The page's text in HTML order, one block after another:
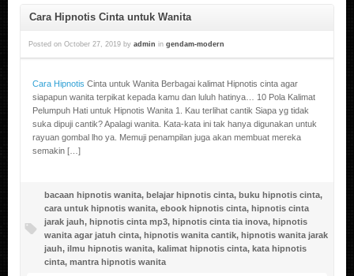
Cara Hipnotis Cinta untuk Wanita
Posted on October 27, 2019 by admin in gendam-modern
Cara Hipnotis Cinta untuk Wanita Berbagai kalimat Hipnotis cinta agar
siapapun wanita terpikat kepada kamu dan luluh hatinya… 10 Pola Kalimat
Pelumpuh Hati untuk Hipnotis Wanita 1. Kau terlihat cantik Siapa yg tidak
suka dipuji cantik? Apalagi wanita. Kata-kata ini tak hanya digunakan untuk
rayuan gombal lho ya. Memuji penampilan juga akan membuat mereka
semakin […]
bacaan hipnotis wanita, belajar hipnotis cinta, buku hipnotis cinta,
cara untuk hipnotis wanita, ebook hipnotis cinta, hipnotis cinta
jarak jauh, hipnotis cinta mp3, hipnotis cinta tia inova, hipnotis
wanita agar jatuh cinta, hipnotis wanita cantik, hipnotis wanita jarak
jauh, ilmu hipnotis wanita, kalimat hipnotis cinta, kata hipnotis
cinta, mantra hipnotis wanita